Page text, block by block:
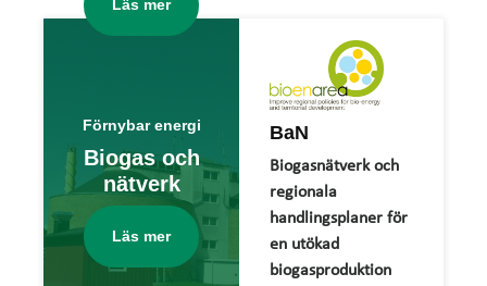
Läs mer
Förnybar energi
Biogas och
nätverk
Läs mer
BaN
Biogasnätverk och
regionala
handlingsplaner för
en utökad
biogasproduktion